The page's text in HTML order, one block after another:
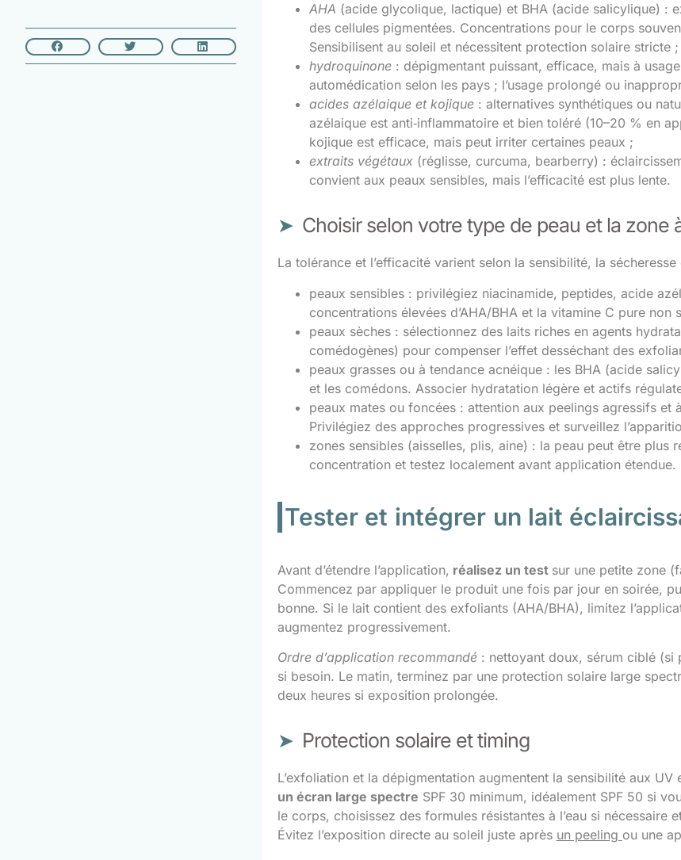
AHA (acide glycolique, lactique) et BHA (acide salicylique) :
des cellules pigmentées. Concentrations pour le corps
Sensibilisent au soleil et nécessitent protection solaire stricte ;
hydroquinone : dépigmentant puissant, efficace, mais à
automédication selon les pays ; l’usage prolongé ou
acides azélaique et kojique: alternatives synthétiques ou
azélaique est anti‑inflammatoire et bien toléré (10–20 % en
kojique est efficace, mais peut irriter certaines peaux ;
extraits végétaux(réglisse, curcuma, bearberry) :
convient aux peaux sensibles, mais l’efficacité est plus lente.
Choisir selon votre type de peau et la zone
La tolérance et l’efficacité varient selon la sensibilité, la
peaux sensibles : privilégiez niacinamide, peptides, acide
concentrations élevées d’AHA/BHA et la vitamine C pure non
peaux sèches : sélectionnez des laits riches en agents
comédogènes) pour compenser l’effet desséchant des
peaux grasses ou à tendance acnéique : les BHA (acide
et les comédons. Associer hydratation légère et actifs
peaux mates ou foncées : attention aux peelings agressifs et
Privilégiez des approches progressives et surveillez
zones sensibles (aisselles, plis, aine) : la peau peut être plus
concentration et testez localement avant application étendue.
Tester et intégrer un lait
Avant d’étendre l’application, réalisez un test sur une petite zone
Commencez par appliquer le produit une fois par jour en soirée,
bonne. Si le lait contient des exfoliants (AHA/BHA), limitez
augmentez progressivement.
Ordre d’application recommandé : nettoyant doux, sérum ciblé (si
si besoin. Le matin, terminez par une protection solaire large
deux heures si exposition prolongée.
Protection solaire et timing
L’exfoliation et la dépigmentation augmentent la sensibilité aux
un écran large spectre SPF 30 minimum, idéalement SPF 50 si
le corps, choisissez des formules résistantes à l’eau si nécessaire
Évitez l’exposition directe au soleil juste après un peeling ou une